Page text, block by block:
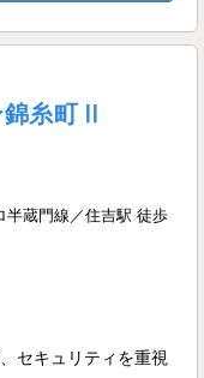
糸町Ⅱ
半蔵門線／住吉駅 徒歩
セキュリティを重視